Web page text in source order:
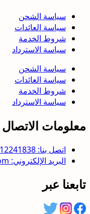
سياسة الشحن
سياسة العائدات
شروط الخدمة
سياسة الاسترداد
سياسة الشحن
سياسة العائدات
شروط الخدمة
سياسة الاسترداد
معلومات الاتصال
اتصل بنا: 01012241838
البريد الإلكتروني: 7pets@gmail.com
تابعنا عبر